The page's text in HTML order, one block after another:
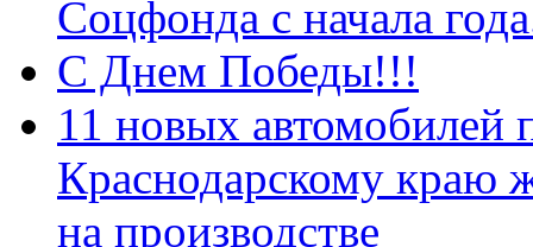
Соцфонда с начала
С Днем Победы!!!
11 новых автомобилей
Краснодарскому краю
на производстве